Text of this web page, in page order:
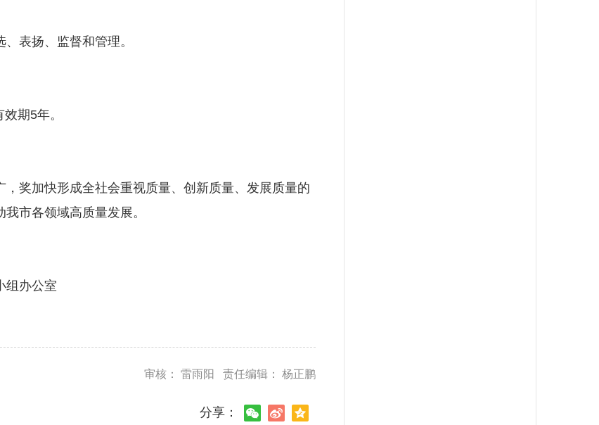
表扬、监督和管理。
期5年。
奖加快形成全社会重视质量、创新质量、发展质量的
市各领域高质量发展。
办公室
审核： 雷雨阳 责任编辑： 杨正鹏
分享：